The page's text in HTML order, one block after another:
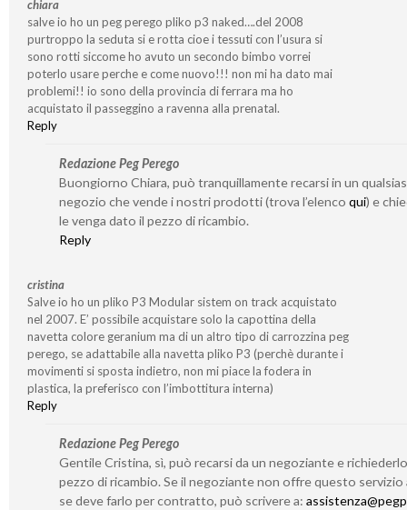
chiara
salve io ho un peg perego pliko p3 naked….del 2008
purtroppo la seduta si e rotta cioe i tessuti con l’usura si
sono rotti siccome ho avuto un secondo bimbo vorrei
poterlo usare perche e come nuovo!!! non mi ha dato mai
problemi!! io sono della provincia di ferrara ma ho
acquistato il passeggino a ravenna alla prenatal.
Reply
Redazione Peg Perego
Buongiorno Chiara, può tranquillamente recarsi in un
negozio che vende i nostri prodotti (trova l’elenco qui) e
le venga dato il pezzo di ricambio.
Reply
cristina
Salve io ho un pliko P3 Modular sistem on track acquistato
nel 2007. E’ possibile acquistare solo la capottina della
navetta colore geranium ma di un altro tipo di carrozzina peg
perego, se adattabile alla navetta pliko P3 (perchè durante i
movimenti si sposta indietro, non mi piace la fodera in
plastica, la preferisco con l’imbottitura interna)
Reply
Redazione Peg Perego
Gentile Cristina, sì, può recarsi da un negoziante e
pezzo di ricambio. Se il negoziante non offre questo servizio
se deve farlo per contratto, può scrivere a: